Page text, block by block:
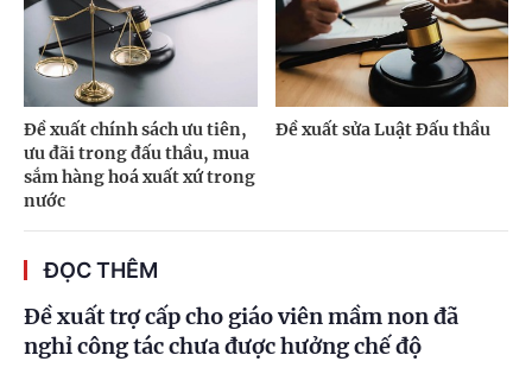
Đề xuất chính sách ưu tiên,
ưu đãi trong đấu thầu, mua
sắm hàng hoá xuất xứ trong
nước
Đề xuất sửa Luật Đấu thầu
ĐỌC THÊM
Đề xuất trợ cấp cho giáo viên mầm non đã
nghỉ công tác chưa được hưởng chế độ